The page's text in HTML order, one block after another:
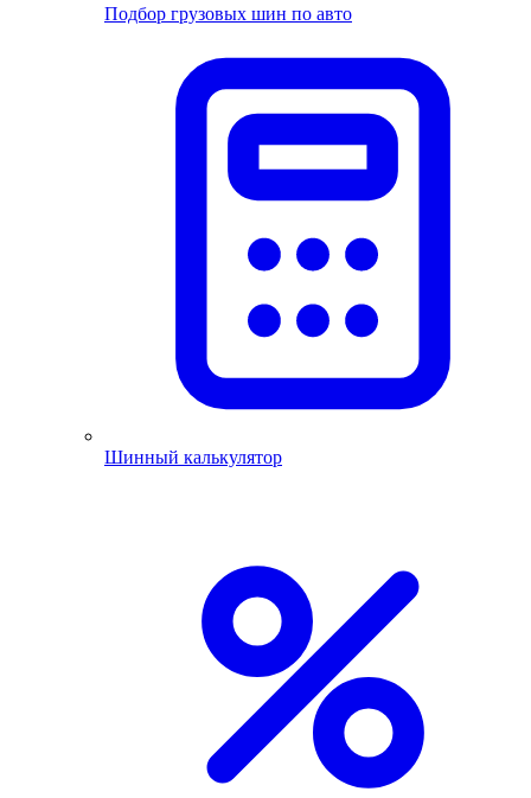
Подбор грузовых шин по авто
Шинный калькулятор